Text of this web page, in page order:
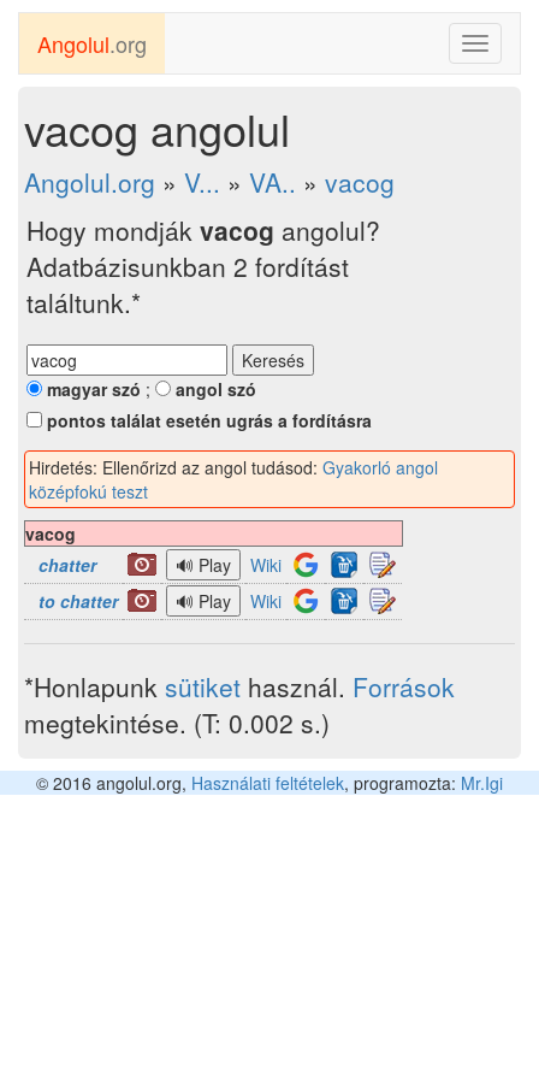
Toggle
Angolul.org
vacog angolul
Angolul.org » V... » VA.. » vacog
Hogy mondják vacog angolul?
Adatbázisunkban 2 fordítást
találtunk.*
magyar szó ;
angol szó
pontos találat esetén ugrás a fordításra
Hirdetés: Ellenőrizd az angol tudásod: Gyakorló angol
középfokú teszt
vacog
chatter
Wiki
to chatter
Wiki
*Honlapunk sütiket használ. Források
megtekintése. (T: 0.002 s.)
© 2016 angolul.org, Használati feltételek, programozta: Mr.Igi